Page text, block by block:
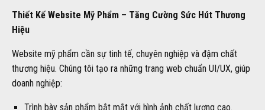
Thiết Kế Website Mỹ Phẩm – Tăng Cường Sức Hút Thương
Hiệu
Website mỹ phẩm cần sự tinh tế, chuyên nghiệp và đậm chất
thương hiệu. Chúng tôi tạo ra những trang web chuẩn UI/UX, giúp
doanh nghiệp:
Trình bày sản phẩm bắt mắt với hình ảnh chất lượng cao.